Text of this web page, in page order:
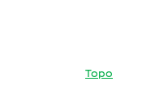
Topo